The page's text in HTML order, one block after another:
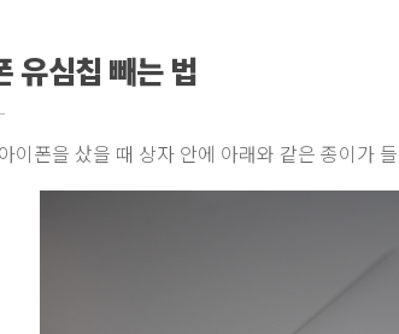
유심칩 빼는 법
이폰을 샀을 때 상자 안에 아래와 같은 종이가